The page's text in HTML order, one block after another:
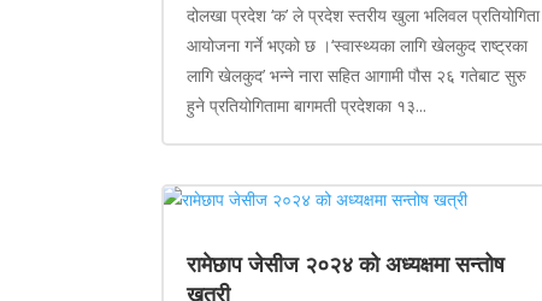
दोलखा प्रदेश ‘क’ ले प्रदेश स्तरीय खुला भलिवल प्रतियोगिता
आयोजना गर्ने भएको छ ।‘स्वास्थ्यका लागि खेलकुद राष्ट्रका
लागि खेलकुद’ भन्ने नारा सहित आगामी पौस २६ गतेबाट सुरु
हुने प्रतियोगितामा बागमती प्रदेशका १३...
रामेछाप जेसीज २०२४ को अध्यक्षमा सन्तोष
खत्री